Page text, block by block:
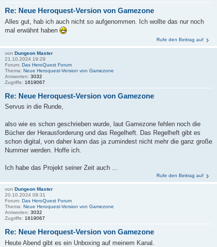
Re: Neue Heroquest-Version von Gamezone
Alles gut, hab ich auch nicht so aufgenommen. Ich wollte das nur noch
mal erwähnt haben
Rufe den Beitrag auf
von Dungeon Master
21.10.2024 19:29
Forum: Das HeroQuest Forum
Thema: Neue Heroquest-Version von Gamezone
Antworten: 3032
Zugriffe: 1619067
Re: Neue Heroquest-Version von Gamezone
Servus in die Runde,
also wie es schon geschrieben wurde, laut Gamezone fehlen noch die
Bücher der Herausforderung und das Regelheft. Das Regelheft gibt es
schon digital, von daher kann das ja zumindest nicht mehr die ganz große
Nummer werden. Hoffe ich.
Ich habe das Projekt seiner Zeit auch ...
Rufe den Beitrag auf
von Dungeon Master
20.10.2024 08:31
Forum: Das HeroQuest Forum
Thema: Neue Heroquest-Version von Gamezone
Antworten: 3032
Zugriffe: 1619067
Re: Neue Heroquest-Version von Gamezone
Heute Abend gibt es ein Unboxing auf meinem Kanal.